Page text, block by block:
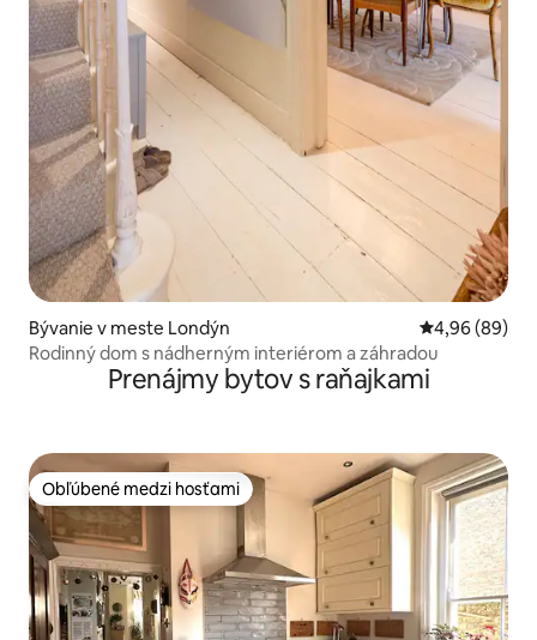
Bývanie v meste Londýn Priemerné
4,96 (89)
Rodinný dom s nádherným interiérom a záhradou
Prenájmy bytov s raňajkami
Obľúbené medzi hosťami
Obľúbené medzi hosťami